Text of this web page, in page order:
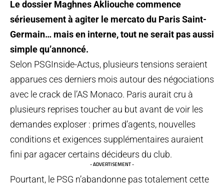
Le dossier Maghnes Akliouche commence
sérieusement à agiter le mercato du Paris Saint-
Germain… mais en interne, tout ne serait pas aussi
simple qu’annoncé.
Selon PSGInside-Actus, plusieurs tensions seraient
apparues ces derniers mois autour des négociations
avec le crack de l’AS Monaco. Paris aurait cru à
plusieurs reprises toucher au but avant de voir les
demandes exploser : primes d’agents, nouvelles
conditions et exigences supplémentaires auraient
fini par agacer certains décideurs du club.
- ADVERTISEMENT -
Pourtant, le PSG n’abandonne pas totalement cette